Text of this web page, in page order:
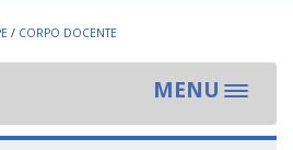
/ CORPO DOCENTE
MENU
Toggle